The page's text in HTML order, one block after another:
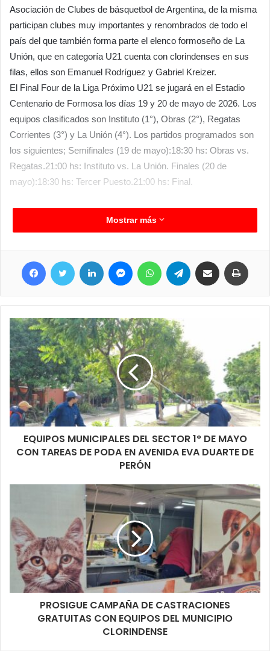
Asociación de Clubes de básquetbol de Argentina, de la misma
participan clubes muy importantes y renombrados de todo el
país del que también forma parte el elenco formoseño de La
Unión, que en categoría U21 cuenta con clorindenses en sus
filas, ellos son Emanuel Rodríguez y Gabriel Kreizer.
El Final Four de la Liga Próximo U21 se jugará en el Estadio
Centenario de Formosa los días 19 y 20 de mayo de 2026. Los
equipos clasificados son Instituto (1°), Obras (2°), Regatas
Corrientes (3°) y La Unión (4°). Los partidos programados son
los siguientes; Semifinales (19 de mayo):18:30 hs: Obras vs.
Regatas.21:00 hs: Instituto vs. La Unión. Finales (20 de
mayo):18:30 hs: Tercer Puesto.21:00 hs: Final.
Mostrar más
Facebook Twitter LinkedIn MessengerWhatsApp Telegram Compartir por correo electrónico
EQUIPOS MUNICIPALES DEL SECTOR 1° DE MAYO
CON TAREAS DE PODA EN AVENIDA EVA DUARTE DE
PERÓN
PROSIGUE CAMPAÑA DE CASTRACIONES
GRATUITAS CON EQUIPOS DEL MUNICIPIO
CLORINDENSE